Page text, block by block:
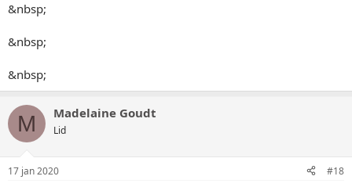
&nbsp;
&nbsp;
&nbsp;
M Madelaine Goudt
Lid
17 jan 2020 #18